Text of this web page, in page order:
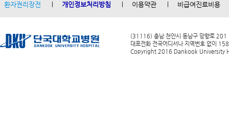
환자권리장전 개인정보처리방침 이용약관 비급여진료비용
(31116) 충남 천안시 동남구 망향로 201
대표전화 전국어디서나 지역번호 없이
Copyright 2016 Dankook University